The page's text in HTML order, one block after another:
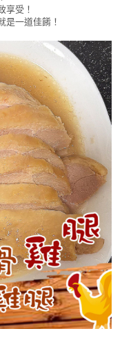
享受！
是一道佳餚！